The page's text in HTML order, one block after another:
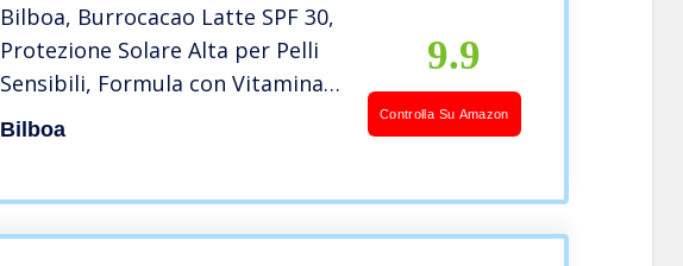
Bilboa, Burrocacao Latte SPF 30,
Protezione Solare Alta per Pelli
Sensibili, Formula con Vitamina
C, Idrata, Nutre e Protegge,
Bilboa
9.9
Controlla Su Amazon